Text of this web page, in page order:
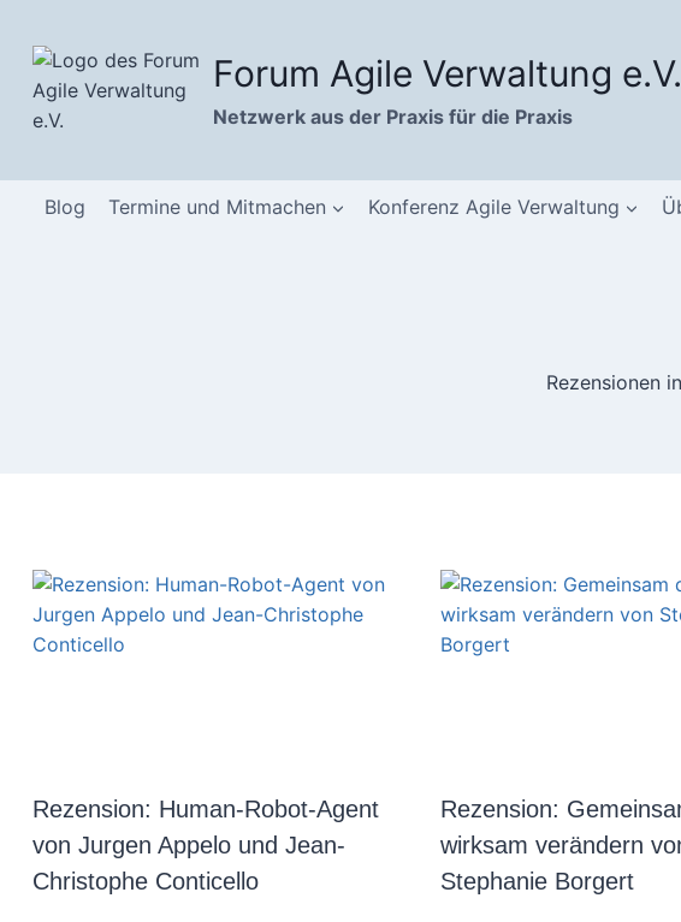
Inhalt
springen
Forum Agile Verwaltung e.V.
Netzwerk aus der Praxis für die Praxis
Blog Termine und Mitmachen Konferenz Agile Verwaltung
Rezensionen
Rezension: Human-Robot-Agent
von Jurgen Appelo und Jean-
Christophe Conticello
Rezension:
wirksam verändern
Stephanie Borgert